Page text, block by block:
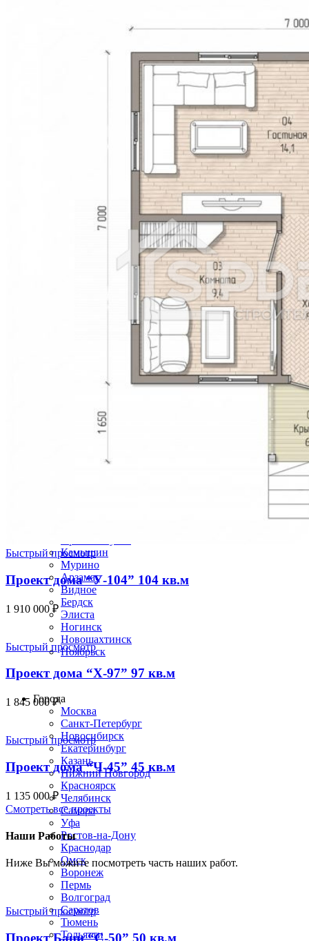
Кисловодск
Дербент
Каспийск
Черкесск
Пушкино
Димитровград
Камышин
Мурино
Арзамас
Видное
Бердск
Элиста
Ногинск
Новошахтинск
Ноябрьск
Строим по всей России
Города
Москва
Санкт-Петербург
Новосибирск
Екатеринбург
Казань
Нижний Новгород
Красноярск
Челябинск
Самара
Уфа
Ростов-на-Дону
Краснодар
Омск
Воронеж
Пермь
Волгоград
Саратов
Тюмень
Тольятти
Быстрый просмотр
Проект дома “У-104” 104 кв.м
1 910 000₽
Быстрый просмотр
Проект дома “Х-97” 97 кв.м
1 845 000₽
Быстрый просмотр
Проект дома “Ч-45” 45 кв.м
1 135 000₽
Смотреть все проекты
Наши Работы
Ниже Вы можите посмотреть часть наших работ.
Быстрый просмотр
Проект Бани “С-50” 50 кв.м